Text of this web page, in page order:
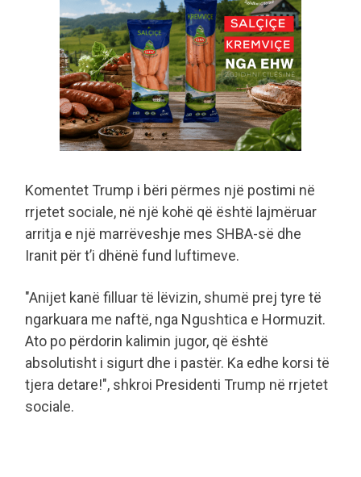
Komentet Trump i bëri përmes një postimi në
rrjetet sociale, në një kohë që është lajmëruar
arritja e një marrëveshje mes SHBA-së dhe
Iranit për t’i dhënë fund luftimeve.
"Anijet kanë filluar të lëvizin, shumë prej tyre të
ngarkuara me naftë, nga Ngushtica e Hormuzit.
Ato po përdorin kalimin jugor, që është
absolutisht i sigurt dhe i pastër. Ka edhe korsi të
tjera detare!", shkroi Presidenti Trump në rrjetet
sociale.